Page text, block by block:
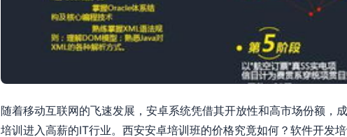
随着移动互联网的飞速发展，安卓系统凭借其开放性和高市场份额，
培训进入高薪的IT行业。西安安卓培训班的价格究竟如何？软件开发